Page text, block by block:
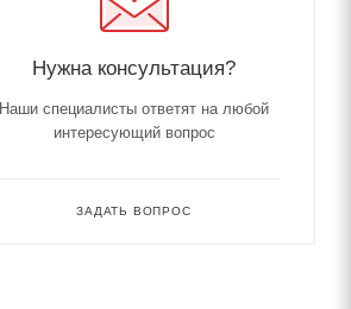
Нужна консультация?
Наши специалисты ответят на любой
интересующий вопрос
ЗАДАТЬ ВОПРОС